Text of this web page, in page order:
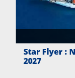
Star Flyer :
2027